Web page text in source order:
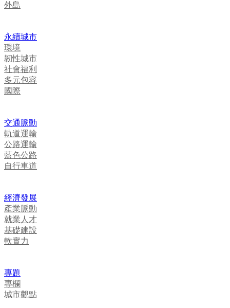
外島
永續城市
環境
韌性城市
社會福利
多元包容
國際
交通脈動
軌道運輸
公路運輸
藍色公路
自行車道
經濟發展
產業脈動
就業人才
基礎建設
軟實力
專題
專欄
城市觀點